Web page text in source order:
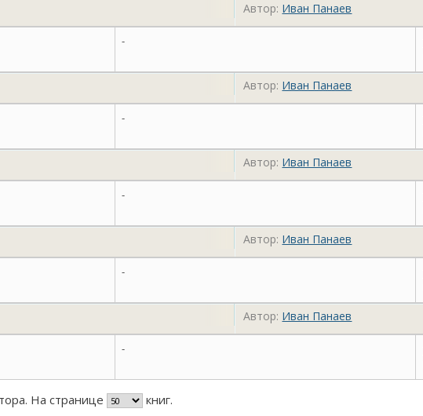
Автор: Иван Панаев
-
Автор: Иван Панаев
-
Автор: Иван Панаев
-
Автор: Иван Панаев
-
Автор: Иван Панаев
-
На странице книг.